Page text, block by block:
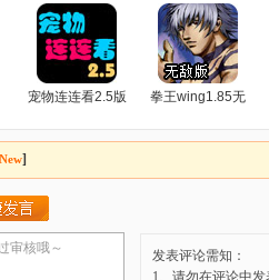
宠物连连看2.5版
拳王wing1.85无